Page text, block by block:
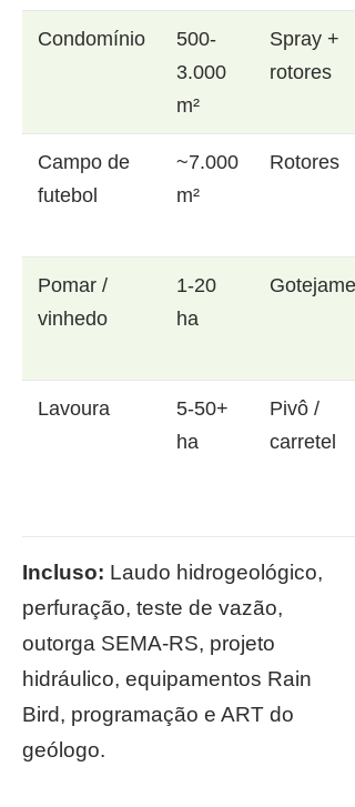
Condomínio
500-
3.000
m²
Spray +
rotores
Campo de
futebol
~7.000
m²
Rotores
Pomar /
vinhedo
1-20
ha
Lavoura
5-50+
ha
Pivô /
carretel
Incluso: Laudo hidrogeológico,
perfuração, teste de vazão,
outorga SEMA-RS, projeto
hidráulico, equipamentos Rain
Bird, programação e ART do
geólogo.